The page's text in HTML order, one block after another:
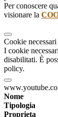
Per conoscere
visionare la
Cookie
I cookie
disabilitati. È
policy.
Nome
Tipologia
Proprieta